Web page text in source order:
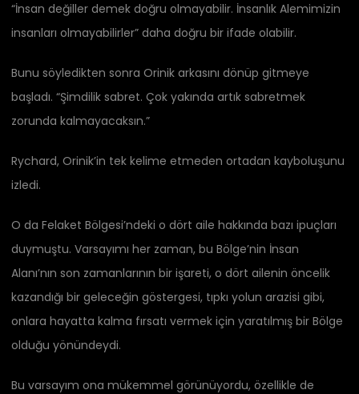
“İnsan değiller demek doğru olmayabilir. İnsanlık Alemimizin
insanları olmayabilirler” daha doğru bir ifade olabilir.
Bunu söyledikten sonra Orinik arkasını dönüp gitmeye
başladı. “Şimdilik sabret. Çok yakında artık sabretmek
zorunda kalmayacaksın.”
Rychard, Orinik’in tek kelime etmeden ortadan kayboluşunu
izledi.
O da Felaket Bölgesi’ndeki o dört aile hakkında bazı ipuçları
duymuştu. Varsayımı her zaman, bu Bölge’nin İnsan
Alanı’nın son zamanlarının bir işareti, o dört ailenin öncelik
kazandığı bir geleceğin göstergesi, tıpkı yolun arazisi gibi,
onlara hayatta kalma fırsatı vermek için yaratılmış bir Bölge
olduğu yönündeydi.
Bu varsayım ona mükemmel görünüyordu, özellikle de